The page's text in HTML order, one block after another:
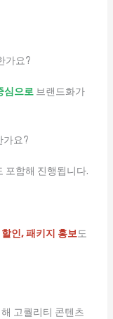
가요?
심으로브랜드화가
가요?
포함해 진행됩니다.
할인, 패키지 홍보도
고퀄리티 콘텐츠